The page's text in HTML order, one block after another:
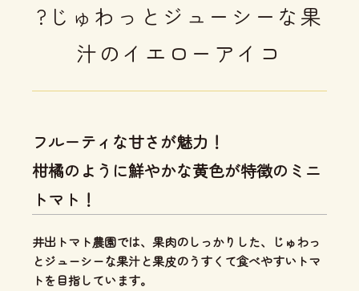
?じゅわっとジューシーな果
汁のイエローアイコ
フルーティな甘さが魅力！
柑橘のように鮮やかな黄色が特徴のミニ
トマト！
井出トマト農園では、 果肉のしっかりした、じゅわっ
とジューシーな果汁と果皮のうすくて食べやすいトマ
トを目指しています。